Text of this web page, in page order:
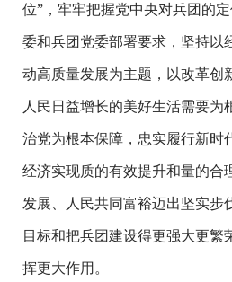
位”，牢牢把握党中央对兵团的
委和兵团党委部署要求，坚持以
动高质量发展为主题，以改革创
人民日益增长的美好生活需要为
治党为根本保障，忠实履行新时
经济实现质的有效提升和量的合
发展、人民共同富裕迈出坚实步
目标和把兵团建设得更强大更繁
挥更大作用。